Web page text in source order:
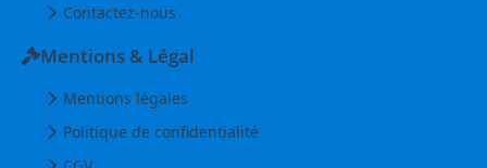
Contactez-nous
Mentions & Légal
Mentions légales
Politique de confidentialité